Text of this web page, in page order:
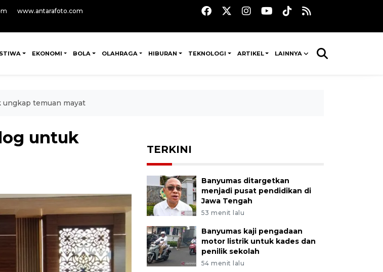
www.antarafoto.com
EKONOMI BOLA OLAHRAGA HIBURAN TEKNOLOGI ARTIKEL LAINNYA
temuan mayat
untuk
TERKINI
Banyumas ditargetkan
menjadi pusat pendidikan di
Jawa Tengah
53 menit lalu
Banyumas kaji pengadaan
motor listrik untuk kades dan
penilik sekolah
54 menit lalu